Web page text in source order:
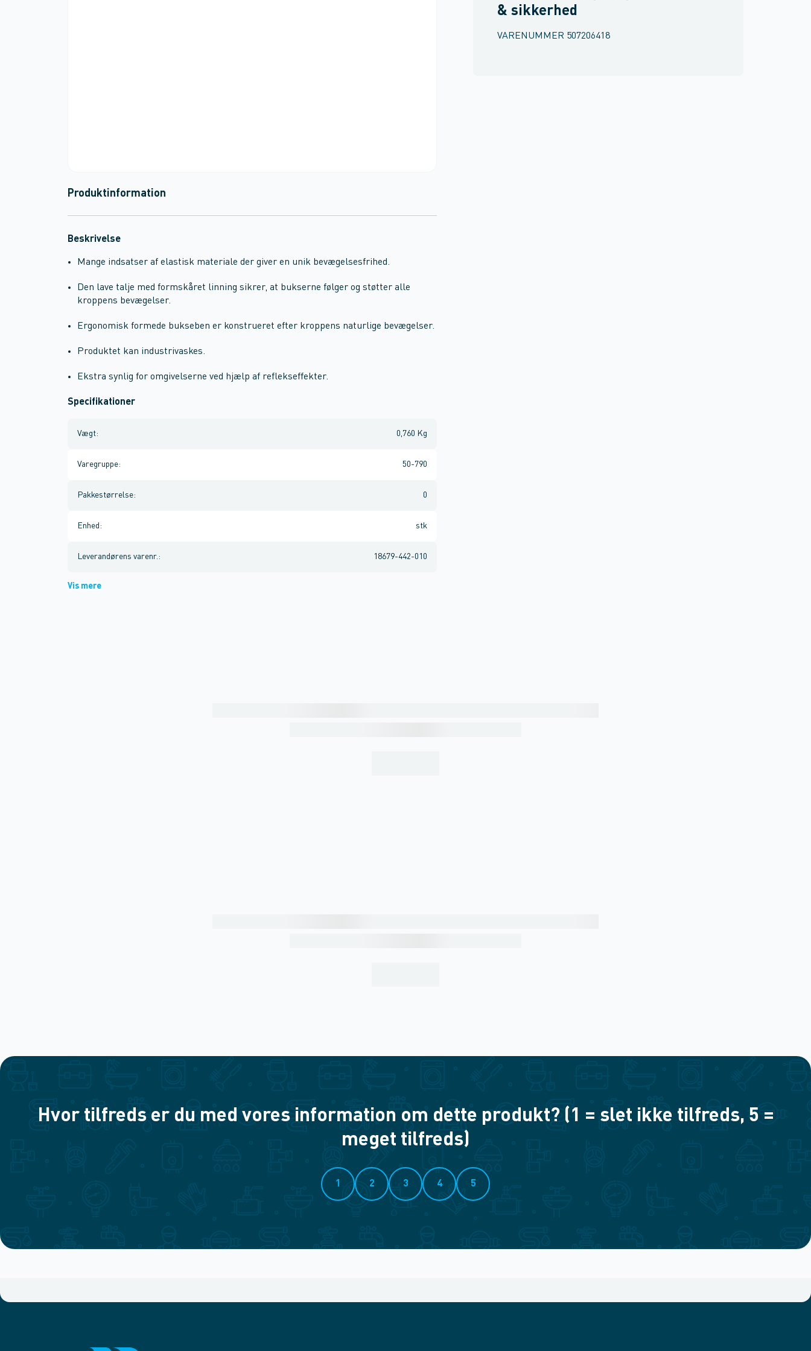
& sikkerhed
VARENUMMER 507206418
Produktinformation
Beskrivelse
Mange indsatser af elastisk materiale der giver en unik bevægelsesfrihed.
Den lave talje med formskåret linning sikrer, at bukserne følger og støtter alle
kroppens bevægelser.
Ergonomisk formede bukseben er konstrueret efter kroppens naturlige bevægelser.
Produktet kan industrivaskes.
Ekstra synlig for omgivelserne ved hjælp af reflekseffekter.
Specifikationer
Vægt: 0,760 Kg
Varegruppe: 50-790
Pakkestørrelse: 0
Enhed : stk
Leverandørens varenr. : 18679-442-010
Vis mere
Hvor tilfreds er du med vores information om dette produkt? (1 = slet ikke tilfreds, 5 =
meget tilfreds)
1 2 3 4 5